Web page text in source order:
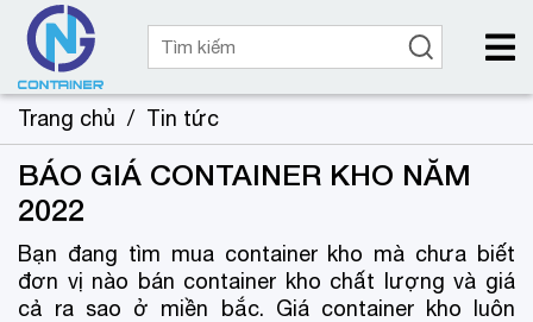
Trang chủ / Tin tức
BÁO GIÁ CONTAINER KHO NĂM
2022
Bạn đang tìm mua container kho mà chưa biết
đơn vị nào bán container kho chất lượng và giá
cả ra sao ở miền bắc. Giá container kho luôn